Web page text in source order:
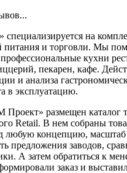
на
питания и торговли. Мы
кухни
пекарен, кафе.
и анализа
в эксплуатацию.
Проект» размещен каталог
Retail. В нем собраны
любую концепцию,
предложения заводов,
А затем обратиться к
заказ и